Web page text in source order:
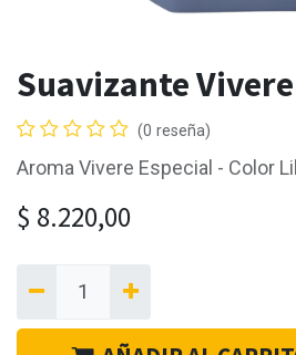
Suavizante
(0 reseña)
Aroma Vivere Especial - Color
$ 8.220,00